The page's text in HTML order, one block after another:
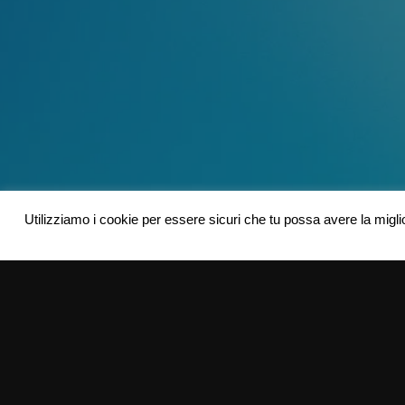
Utilizziamo i cookie per essere sicuri che tu possa avere la